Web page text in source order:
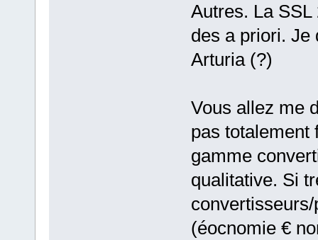
Autres. La SSL
des a priori. Je
Arturia (?)
Vous allez me
pas totalement
gamme
qualitative. Si
(éocnomie €